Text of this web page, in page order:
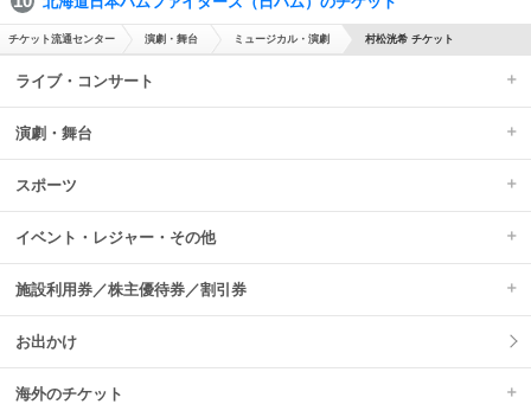
チケット流通センター 演劇・舞台 ミュージカル・演劇 村松洸希 チケット
ライブ・コンサート
演劇・舞台
スポーツ
イベント・レジャー・その他
施設利用券／株主優待券／割引券
お出かけ
海外のチケット